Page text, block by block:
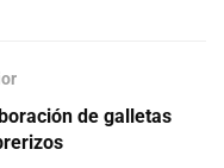
de galletas